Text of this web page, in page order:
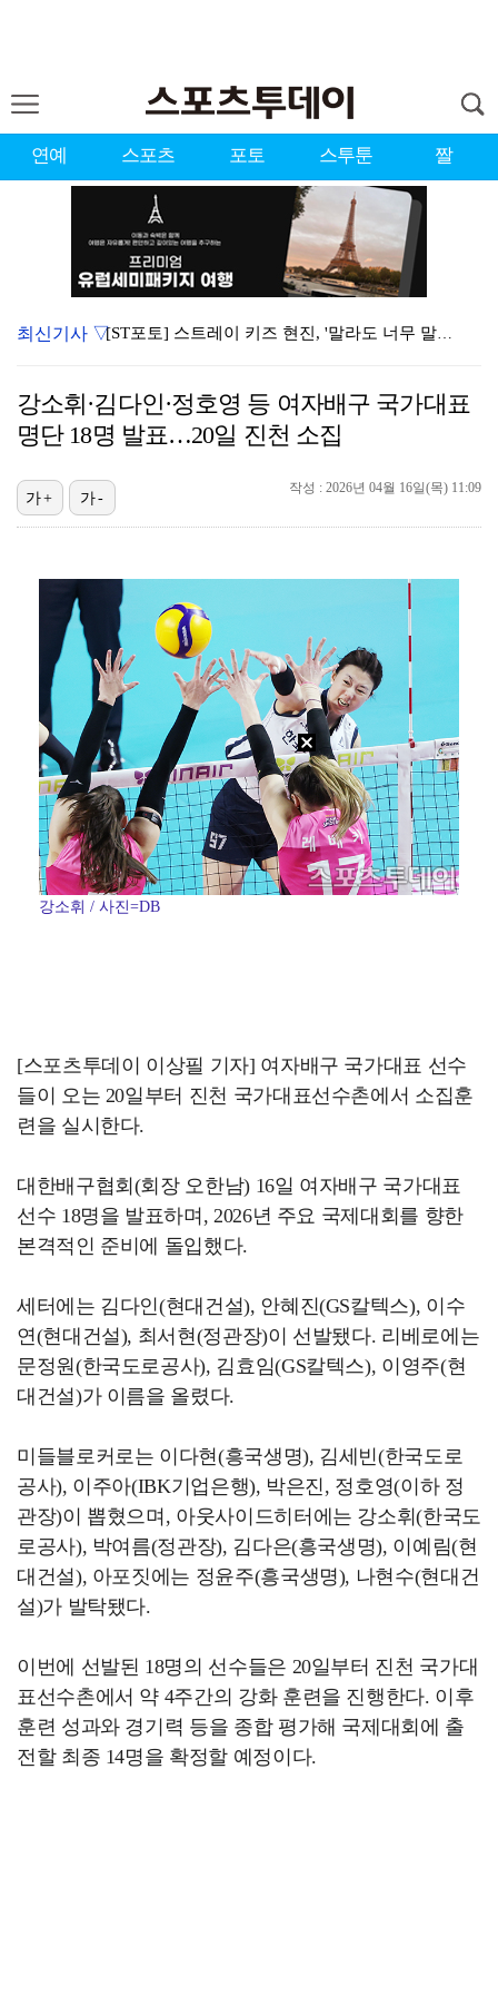
연예 스포츠 포토 스투툰 짤
[ST포토] 스트레이 키즈 현진, '말라도 너무 말랐어…
[ST포토] 스트레이 키즈 현진, 훈훈 비주얼
[ST포토] 한진선, 폭염에도 미소 활짝
[ST포토] 스트레이 키즈 현진, '스테이 안녕~'
[ST포토] 필릭스, '애교 천재'
[ST포토] 스트레이 키즈 현진, '얼굴이 안보여'
[ST포토] 한진선, 타구 확인
최신기사 ▽
강소휘·김다인·정호영 등 여자배구 국가대표
명단 18명 발표…20일 진천 소집
작성 : 2026년 04월 16일(목) 11:09
가+ 가-
강소휘 / 사진=DB
[스포츠투데이 이상필 기자] 여자배구 국가대표 선수
들이 오는 20일부터 진천 국가대표선수촌에서 소집훈
련을 실시한다.
대한배구협회(회장 오한남) 16일 여자배구 국가대표
선수 18명을 발표하며, 2026년 주요 국제대회를 향한
본격적인 준비에 돌입했다.
세터에는 김다인(현대건설), 안혜진(GS칼텍스), 이수
연(현대건설), 최서현(정관장)이 선발됐다. 리베로에는
문정원(한국도로공사), 김효임(GS칼텍스), 이영주(현
대건설)가 이름을 올렸다.
미들블로커로는 이다현(흥국생명), 김세빈(한국도로
공사), 이주아(IBK기업은행), 박은진, 정호영(이하 정
관장)이 뽑혔으며, 아웃사이드히터에는 강소휘(한국도
로공사), 박여름(정관장), 김다은(흥국생명), 이예림(현
대건설), 아포짓에는 정윤주(흥국생명), 나현수(현대건
설)가 발탁됐다.
이번에 선발된 18명의 선수들은 20일부터 진천 국가대
표선수촌에서 약 4주간의 강화 훈련을 진행한다. 이후
훈련 성과와 경기력 등을 종합 평가해 국제대회에 출
전할 최종 14명을 확정할 예정이다.